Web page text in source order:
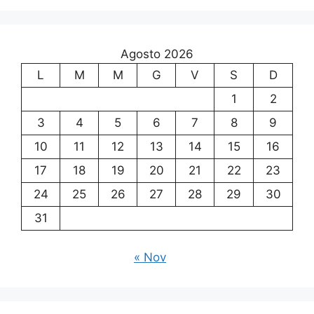
Agosto 2026
L
M M G V S
D
1
2
3
4 5 6 7 8
9
10
11 12 13 14 15
16
17
18 19 20 21 22
23
24
25 26 27 28 29
30
31
« Nov